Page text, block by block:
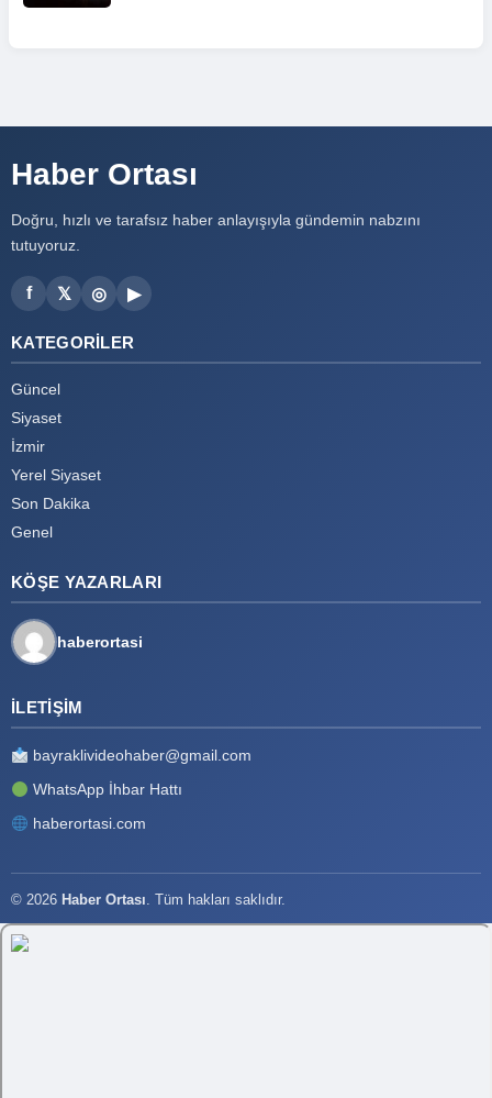
Haber Ortası
Doğru, hızlı ve tarafsız haber anlayışıyla gündemin nabzını
tutuyoruz.
f 𝕏 ◎ ▶
KATEGORILER
Güncel
Siyaset
İzmir
Yerel Siyaset
Son Dakika
Genel
KÖŞE YAZARLARI
haberortasi
İLETIŞIM
bayraklivideohaber@gmail.com
WhatsApp İhbar Hattı
haberortasi.com
© 2026 Haber Ortası. Tüm hakları saklıdır.